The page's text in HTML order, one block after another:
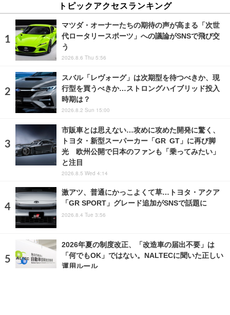
トピックアクセスランキング
マツダ・オーナーたちの期待の声が高まる「次世
代ロータリースポーツ」への議論がSNSで飛び交
う
2026.8.6 Thu 5:56
スバル「レヴォーグ」は次期型を待つべきか、現
行型を買うべきか…ストロングハイブリッド投入
時期は？
2026.8.2 Sun 15:00
市販車とは思えない…攻めに攻めた開発に驚く、
トヨタ・新型スーパーカー「GR GT」に再び脚
光 欧州公開で日本のファンも「乗ってみたい」
と注目
2026.8.5 Wed 4:14
激アツ、普通にかっこよくて草…トヨタ・アクア
「GR SPORT」グレード追加がSNSで話題に
2026.8.4 Tue 3:56
2026年夏の制度改正、「改造車の届出不要」は
「何でもOK」ではない。NALTECに聞いた正しい
運用ルール